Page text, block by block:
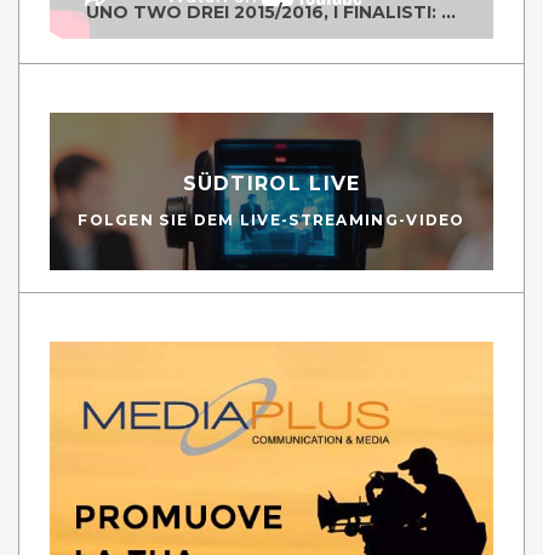
UNO TWO DREI 2015/2016, I FINALISTI: CLASSE IV ALS ISTITUTO "DEGASPERI" BORGO VALSUGANA
SÜDTIROL LIVE
FOLGEN SIE DEM LIVE-STREAMING-VIDEO